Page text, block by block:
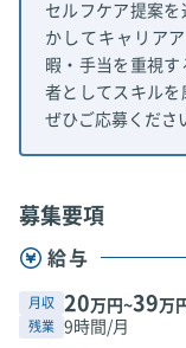
セルフケア提案
かしてキャリア
暇・手当を重視
者としてスキルを
ぜひご応募くださ
募集要項
給与
月収 20万円~39万
残業 9時間/月